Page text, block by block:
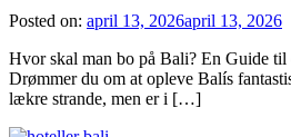
Posted on: april 13, 2026april 13, 2026
Hvor skal man bo på Bali? En Guide til
Drømmer du om at opleve Balís
lækre strande, men er i […]